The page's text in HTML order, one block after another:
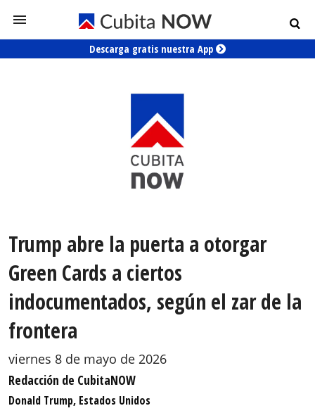
Descarga gratis nuestra App
Trump abre la puerta a otorgar
Green Cards a ciertos
indocumentados, según el zar de la
frontera
viernes 8 de mayo de 2026
Redacción de CubitaNOW
Donald Trump, Estados Unidos